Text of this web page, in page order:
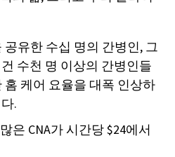
유한 수십 명의 간병인, 그
수천 명 이상의 간병인들
홈 케어 요율을 대폭 인상하
.
은 CNA가 시간당 $24에서